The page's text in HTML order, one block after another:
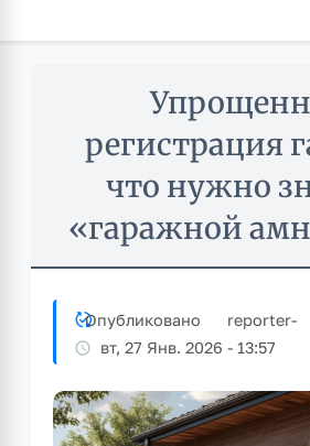
contentрегистрация
что нужно
«гаражной
Опубликовано reporter-
вт, 27 Янв. 2026 - 13:57